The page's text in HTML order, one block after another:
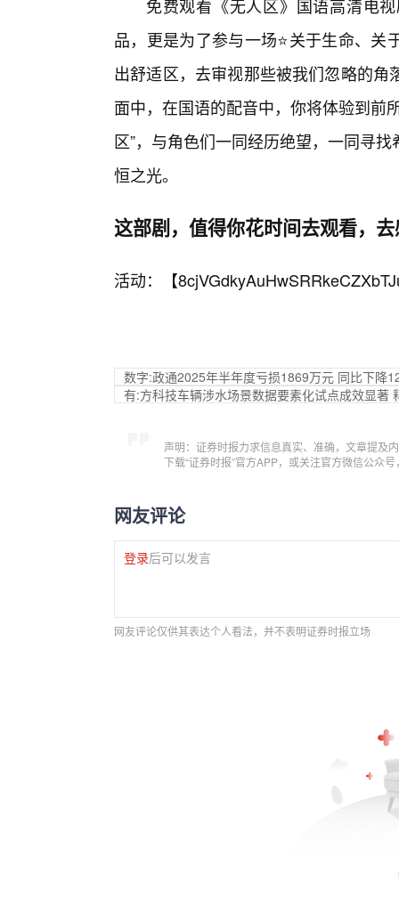
免费观看《无人区》国语高清电
品，更是为了参与一场⭐关于生命、
出舒适区，去审视那些被我们忽略的
面中，在国语的配音中，你将体验到前
区”，与角色们一同经历绝望，一同寻
恒之光。
这部剧，值得你花时间去观看，
活动：【
数字:政通2025年半年度亏损1869万元 同比下降
有:方科技车辆涉水场景数据要素化试点成效显著
声明：证券时报力求信息真实、准确，文章提及
下载“证券时报”官方APP，或关注官方微信公众
网友评论
登录后可以发言
网友评论仅供其表达个人看法，并不表明证券时报立场